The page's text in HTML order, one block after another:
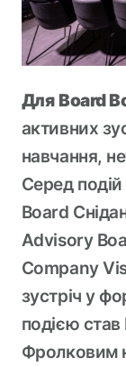
Для Board
активних
навчання,
Серед
Board
Advisory
Company
зустріч у
подією став
Фролковим